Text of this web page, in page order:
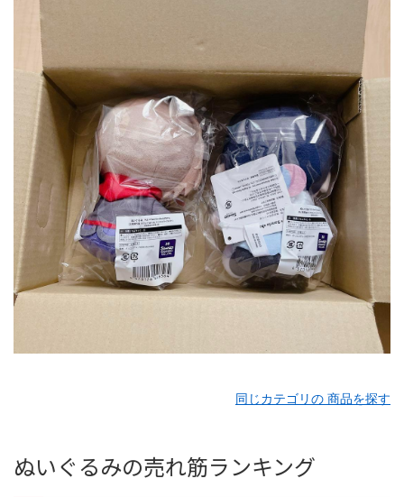
同じカテゴリの 商品を探す
ぬいぐるみの売れ筋ランキング